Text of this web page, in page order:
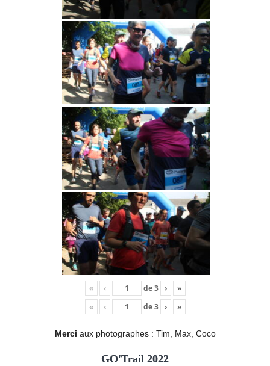
« ‹ de3 ›
»
«
‹ de3 › »
Merci aux photographes : Tim, Max, Coco
GO'Trail 2022